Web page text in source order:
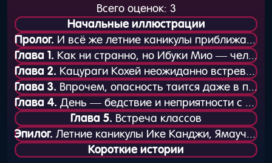
Всего оценок: 3
Начальные иллюстрации
Пролог. И всё же летние каникулы приближаются к концу
Глава 1. Как ни странно, но Ибуки Мио — человек со здравым смыслом
Глава 2. Кацураги Кохей неожиданно встревожен
Глава 3. Впрочем, опасность таится даже в повседневной жизни
Глава 4. День — бедствие и неприятности с девушкой. Дьявольская улыбка на лице Ангела
Глава 5. Встреча классов
Эпилог. Летние каникулы Ике Канджи, Ямаучи Харуки и Судо Кена
Короткие истории